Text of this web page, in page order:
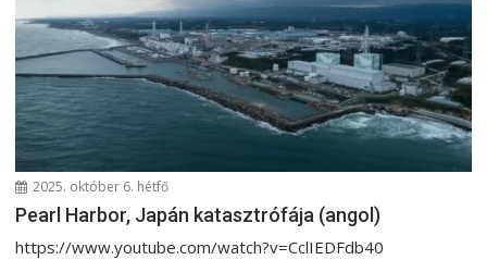
a
v
i
g
á
c
i
ó
2025. október 6. hétfő
Pearl Harbor, Japán katasztrófája (angol)
https://www.youtube.com/watch?v=CclIEDFdb40